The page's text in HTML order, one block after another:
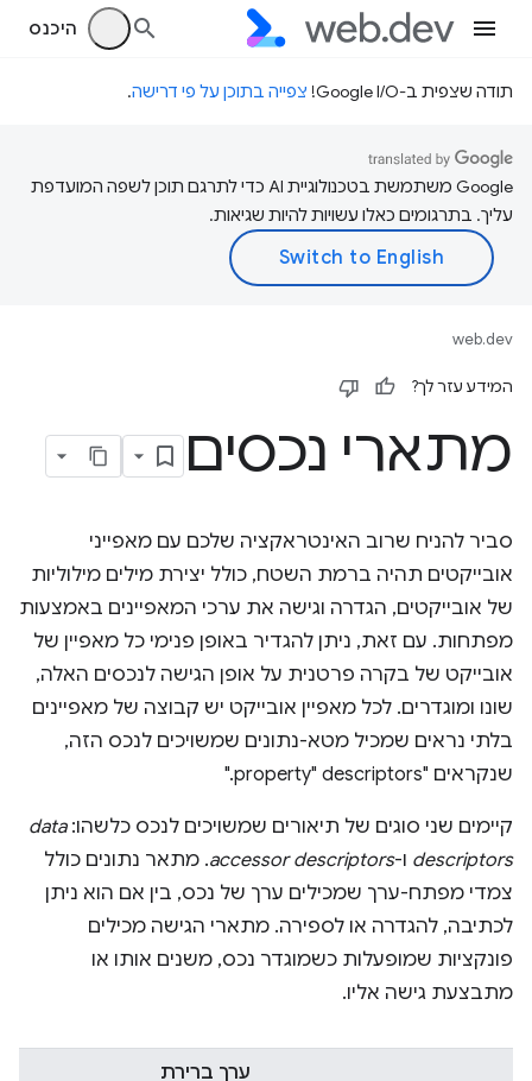
היכנס
תודה שצפית ב-Google I/O! צפייה בתוכן על פי דרישה.
‫Google משתמשת בטכנולוגיית AI כדי לתרגם תוכן לשפה המועדפת
עליך. בתרגומים כאלו עשויות להיות שגיאות.
web.dev
המידע עזר לך?
מתארי נכסים
סביר להניח שרוב האינטראקציה שלכם עם מאפייני
אובייקטים תהיה ברמת השטח, כולל יצירת מילים מילוליות
של אובייקטים, הגדרה וגישה את ערכי המאפיינים באמצעות
מפתחות. עם זאת, ניתן להגדיר באופן פנימי כל מאפיין של
אובייקט של בקרה פרטנית על אופן הגישה לנכסים האלה,
שונו ומוגדרים. לכל מאפיין אובייקט יש קבוצה של מאפיינים
בלתי נראים שמכיל מטא-נתונים שמשויכים לנכס הזה,
שנקראים "property" descriptors."
קיימים שני סוגים של תיאורים שמשויכים לנכס כלשהו:data
descriptors ו-accessor descriptors. מתאר נתונים כולל
צמדי מפתח-ערך שמכילים ערך של נכס, בין אם הוא ניתן
לכתיבה, להגדרה או לספירה. מתארי הגישה מכילים
פונקציות שמופעלות כשמוגדר נכס, משנים אותו או
מתבצעת גישה אליו.
ערך ברירת